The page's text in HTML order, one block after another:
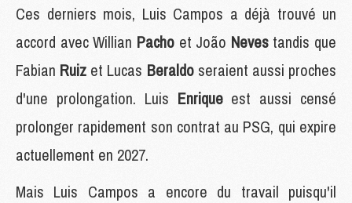
Ces derniers mois, Luis Campos a déjà trouvé un
accord avec Willian Pacho et João Neves tandis que
Fabian Ruiz et Lucas Beraldo seraient aussi proches
d'une prolongation. Luis Enrique est aussi censé
prolonger rapidement son contrat au PSG, qui expire
actuellement en 2027.
Mais Luis Campos a encore du travail puisqu'il